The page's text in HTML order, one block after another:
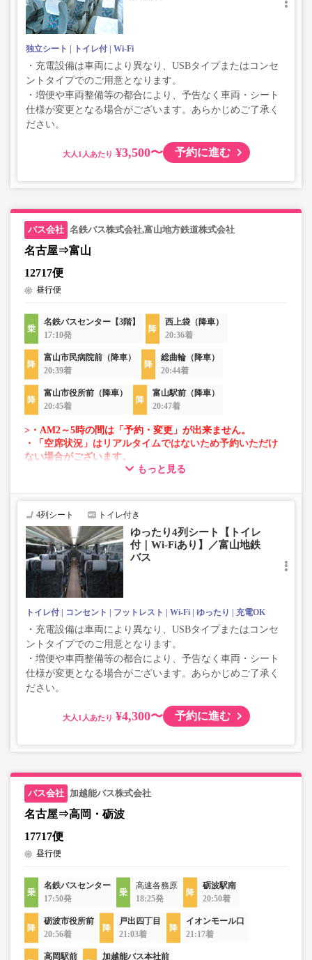
独立シート トイレ付 Wi-Fi
・充電設備は車両により異なり、USBタイプまたはコンセ
ントタイプでのご用意となります。
・増便や車両整備等の都合により、予告なく車両・シート
仕様が変更となる場合がございます。あらかじめご了承く
ださい。
大人 ¥3,500〜 予約に進む
名鉄バス株式会社,富山地方鉄道株式会社
名古屋⇒富山
12717便
昼行便
名鉄バスセンター【3階】
17:10発
西上袋（降車）
20:36着
富山市民病院前（降車）
20:39着
総曲輪（降車）
20:44着
富山市役所前（降車）
20:45着
富山駅前（降車）
20:47着
>・AM2～5時の間は「予約・変更」が出来ません。
・「空席状況」はリアルタイムではないため予約いただけ
ない場合がございます。
・車両は予告なく変更となる場合がございます。これに伴
で、あらかじめご了承ください。
もっと見る
4列シート トイレ付き
ゆったり4列シート【トイレ
付｜Wi-Fiあり】／富山地鉄
バス
トイレ付 コンセント フットレスト Wi-Fi ゆったり 充電OK
・充電設備は車両により異なり、USBタイプまたはコンセ
ントタイプでのご用意となります。
・増便や車両整備等の都合により、予告なく車両・シート
仕様が変更となる場合がございます。あらかじめご了承く
ださい。
大人 ¥4,300〜 予約に進む
加越能バス株式会社
名古屋⇒高岡・砺波
17717便
昼行便
名鉄バスセンター
17:50発
高速各務原
18:25発
砺波駅南
20:50着
砺波市役所前
20:56着
戸出四丁目
21:03着
イオンモール口
21:17着
高岡駅前 加越能バス本社前